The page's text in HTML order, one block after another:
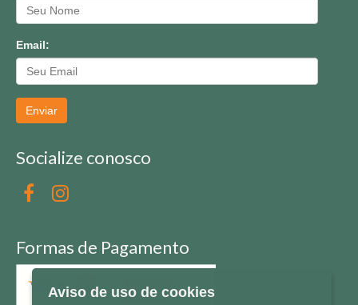
Email:
Enviar
Socialize conosco
Formas de Pagamento
Aviso de uso de cookies